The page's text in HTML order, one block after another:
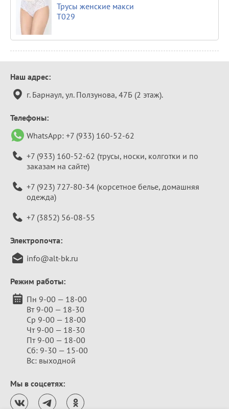
Трусы женские макси
Т029
Контактная
информация
Наш адрес:
г. Барнаул, ул. Ползунова, 47Б (2 этаж).
Телефоны:
WhatsApp: +7 (933) 160-52-62
+7 (933) 160-52-62 (трусы, носки, колготки и по
заказам на сайте)
+7 (923) 727-80-34 (корсетное белье, домашняя
одежда)
+7 (3852) 56-08-55
Электропочта:
info@alt-bk.ru
Режим работы:
Пн 9-00 — 18-00
Вт 9-00 — 18-30
Ср 9-00 — 18-00
Чт 9-00 — 18-30
Пт 9-00 — 18-00
Сб: 9-30 — 15-00
Вс: выходной
Мы в соцсетях: